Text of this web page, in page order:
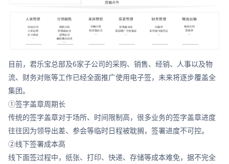
目前，君乐宝总部及6家子公司的采购、销售、经销、人事以及物
流、财务对账等工作已经全面推广使用电子签，未来将逐步覆盖全
集团。
①签字盖章周期长
传统的签字盖章对于场所、时间限制高，很多业务的签字盖章进度
往往因为领导出差、参会等临时日程被耽搁，签署进度不可控。
②线下签署成本高
线下面签过程中，纸张、打印、快递、存储等成本难免，据不完全